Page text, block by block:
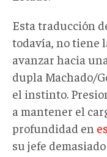
Esta traducción
todavía, no tiene
avanzar hacia
dupla Machado/
el instinto.
a mantener el
profundidad en
su jefe